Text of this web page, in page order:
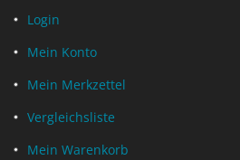
Login
Mein Konto
Mein Merkzettel
Vergleichsliste
Mein Warenkorb